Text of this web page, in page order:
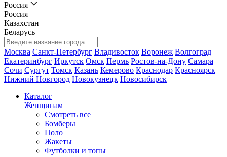
Россия
Россия
Казахстан
Беларусь
Москва Санкт-Петербург Владивосток Воронеж Волгоград
Екатеринбург Иркутск Омск Пермь Ростов-на-Дону Самара
Сочи Сургут Томск Казань Кемерово Краснодар Красноярск
Нижний Новгород Новокузнецк Новосибирск
Каталог
Женщинам
Смотреть все
Бомберы
Поло
Жакеты
Футболки и топы